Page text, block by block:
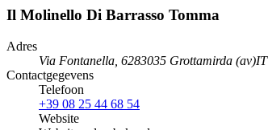
Il Molinello Di Barrasso Tomma
Adres
Via Fontanella, 6283035 Grottamirda (av)IT
Contactgegevens
Telefoon
+39 08 25 44 68 54
Website